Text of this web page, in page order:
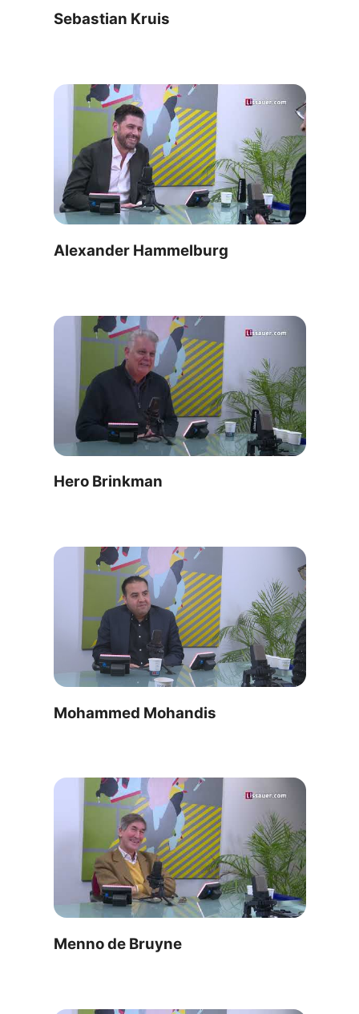
Sebastian Kruis
Alexander Hammelburg
Hero Brinkman
Mohammed Mohandis
Menno de Bruyne